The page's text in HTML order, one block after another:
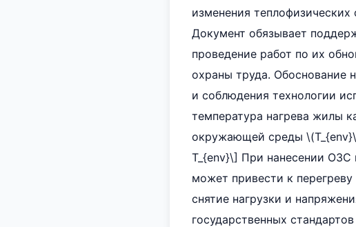
изменения
Документ обязывает
проведение работ по их
охраны труда. Обоснование
и соблюдения технологии
температура нагрева жилы
окружающей среды
T_{env}\] При нанесении ОЗС
может привести к
снятие нагрузки и
государственных